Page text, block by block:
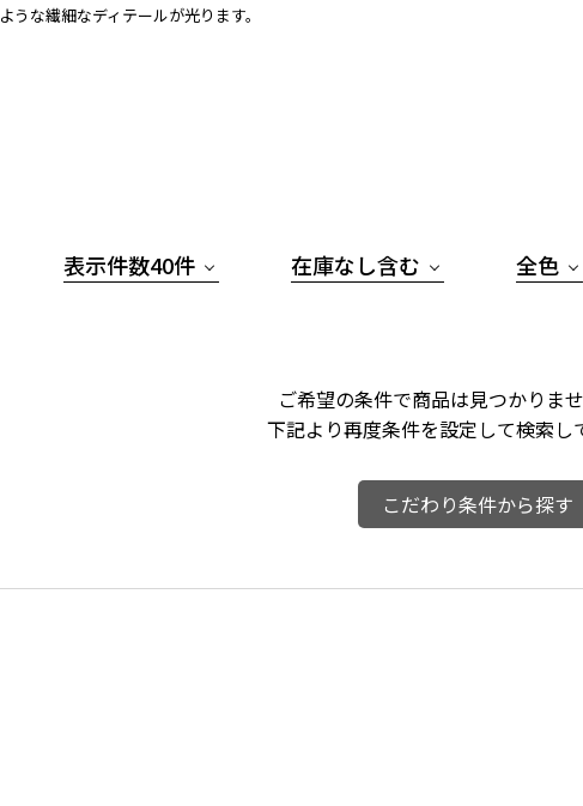
ような繊細なディテールが光ります。
表示件数40件 在庫なし含む 全色
ご希望の条件で商品は見つかりませ
下記より再度条件を設定して検索し
こだわり条件から探す